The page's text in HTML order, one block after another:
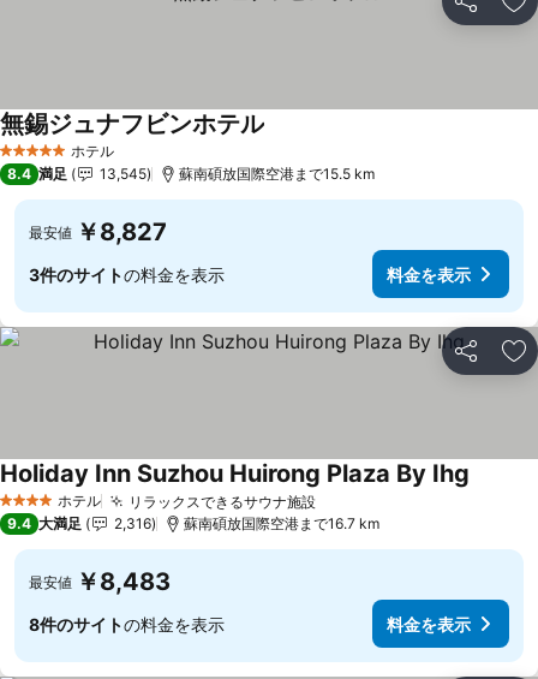
シェア お
5 ホテルのランク
ホテル
無錫ジュナフビンホテル
8.4 満足 13,545 蘇南碩放国際空港まで15.5 km
最安値 ￥8,827
3件のサイトの料金を表示 料金を表示
シェア お
4 ホテルのランク
ホテル リラックスできるサウナ施設
Holiday Inn Suzhou Huirong Plaza By Ihg
9.4 大満足 2,316 蘇南碩放国際空港まで16.7 km
最安値 ￥8,483
8件のサイトの料金を表示 料金を表示